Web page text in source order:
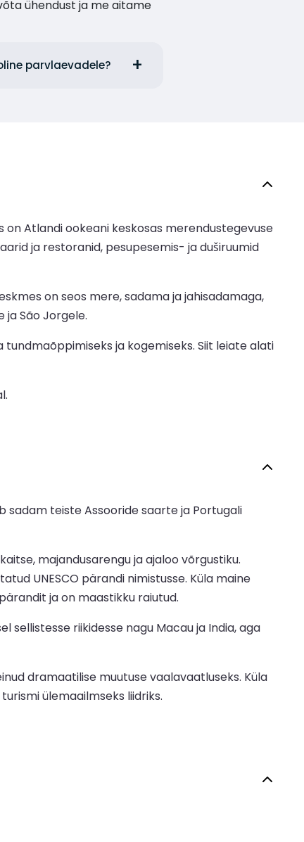
ühendust ja me aitame
parvlaevadele?
Atlandi ookeani keskosas merendustegevuse
ja restoranid, pesupesemis- ja duširuumid
on seos mere, sadama ja jahisadamaga,
ja São Jorgele.
ja kogemiseks. Siit leiate alati
sadam teiste Assooride saarte ja Portugali
majandusarengu ja ajaloo võrgustiku.
UNESCO pärandi nimistusse. Küla maine
ja on maastikku raiutud.
riikidesse nagu Macau ja India, aga
dramaatilise muutuse vaalavaatluseks. Küla
ülemaailmseks liidriks.